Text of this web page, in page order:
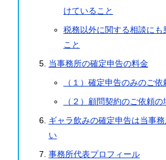
けていること
税務以外に関する相談にも
こと
当事務所の確定申告の料金
（１）確定申告のみのご依
（２）顧問契約のご依頼の
ギャラ飲みの確定申告は当事
い
事務所代表プロフィール